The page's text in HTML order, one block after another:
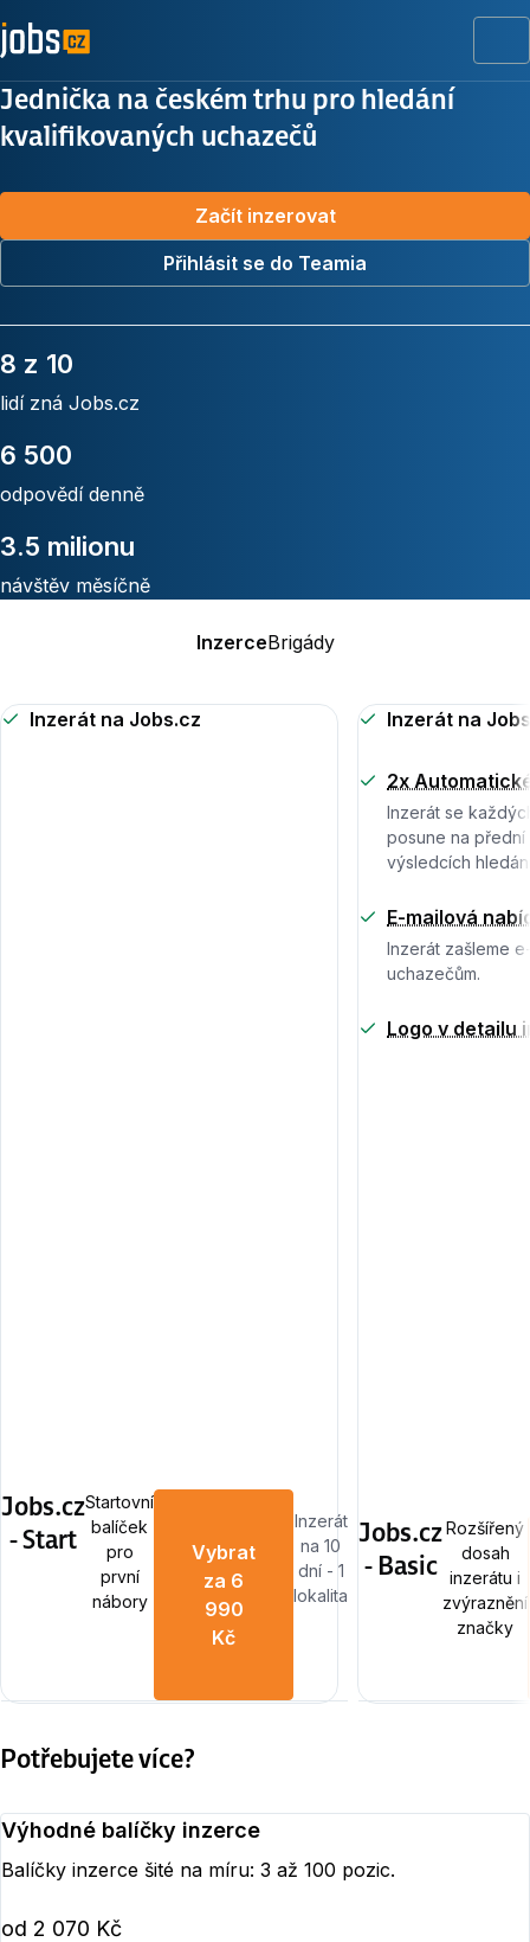
Jednička na českém trhu pro hledání
kvalifikovaných uchazečů
Začít inzerovat
Přihlásit se do Teamia
8 z 10
lidí zná Jobs.cz
6 500
odpovědí denně
3.5 milionu
návštěv měsíčně
InzerceBrigády
Jobs.cz
- Start
Startovní
balíček
pro
první
nábory
Vybrat
za 6
990
Kč
Inzerát
na 10
dní - 1
lokalita
Inzerát na Jobs.cz
Jobs.cz
- Basic
Rozšířený
dosah
inzerátu i
zvýraznění
značky
Inzerát na
2x
Inzerát se
posune na přední
výsledcích
E-mailová
Inzerát zašleme
uchazečům.
Logo v detailu
Potřebujete více?
Výhodné balíčky inzerce
Balíčky inzerce šité na míru: 3 až 100 pozic.
od 2 070 Kč